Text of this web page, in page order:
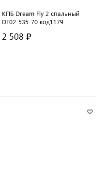
КПБ Dream Fly 2 спальный
DF02-535-70 код1179
2 508 ₽